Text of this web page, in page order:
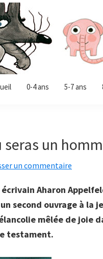
0-4 ans 5-7 ans
un
un commentaire
Aharon
second ouvrage à la
mêlée de joie
testament.